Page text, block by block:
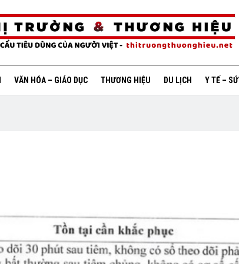
VĂN HÓA – GIÁO DỤC THƯƠNG HIỆU DU LỊCH Y TẾ –